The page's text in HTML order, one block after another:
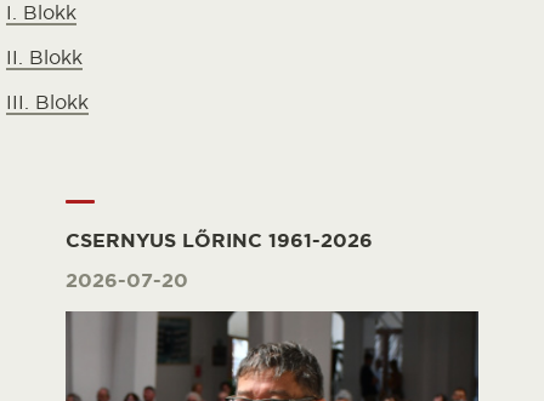
I. Blokk
II. Blokk
III. Blokk
CSERNYUS LŐRINC 1961-2026
2026-07-20